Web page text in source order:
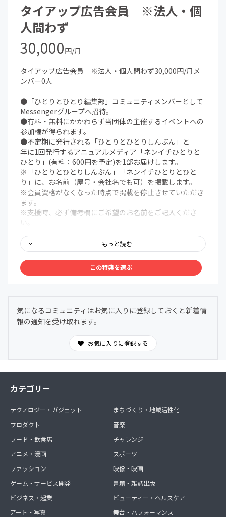
※アナログゲームも含む
タイアップ広告会員 ※法人・個
人問わず
30,000円/月
タイアップ広告会員 ※法人・個人問わず30,000円/月メ
ンバー0人
●「ひとりとひとり編集部」コミュニティメンバーとして
Messengerグループへ招待。
●有料・無料にかかわらず当団体の主催するイベントへの
参加権が得られます。
●不定期に発行される「ひとりとひとりしんぶん」と
年に1回発行するアニュアルメディア「ネンイチひとりと
ひとり」(有料：600円を予定)を1部お届けします。
※「ひとりとひとりしんぶん」「ネンイチひとりとひと
り」に、お名前（屋号・会社名でも可）を掲載します。
※会員資格がなくなった時点で掲載を停止させていただき
ます。
※支援時、必ず備考欄にご希望のお名前をご記入くださ
ます。
※オリジナル「ひとりとひとりしんぶん」のデザイン費用
込みとなります。
※オリジナル「ひとりとひとりしんぶん」の著作権は、制
※最低3ヶ月のコミュニティ会員参加が条件です。
※会員資格がなくなった時点で掲載を停止させていただき
※支援時、必ず備考欄にご希望のお名前をご記入くださ
1〜3冊を予定)
※アナログゲームも含む
もっと読む
この特典を選ぶ
気になるコミュニティはお気に入りに登録しておくと新着情
報の通知を受け取れます。
お気に入りに登録する
カテゴリー
テクノロジー・ガジェット
プロダクト
フード・飲食店
アニメ・漫画
ファッション
ゲーム・サービス開発
ビジネス・起業
アート・写真
まちづくり・地域活性化
音楽
チャレンジ
スポーツ
映像・映画
書籍・雑誌出版
ビューティー・ヘルスケア
舞台・パフォーマンス